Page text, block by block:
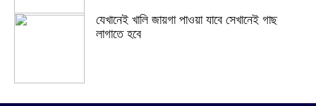
যেখানেই খালি জায়গা পাওয়া যাবে সেখানেই গাছ
লাগাতে হবে